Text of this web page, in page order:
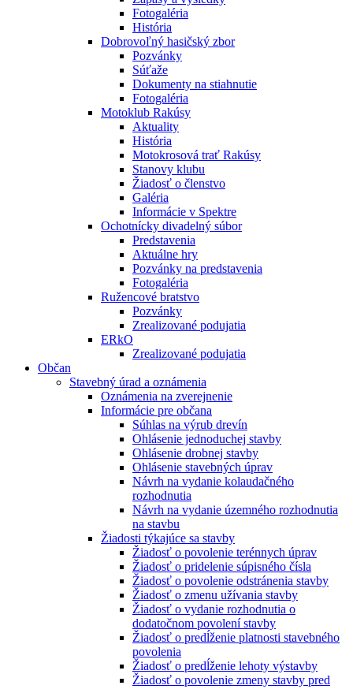
Fotogaléria
História
Dobrovoľný hasičský zbor
Pozvánky
Súťaže
Dokumenty na stiahnutie
Fotogaléria
Motoklub Rakúsy
Aktuality
História
Motokrosová trať Rakúsy
Stanovy klubu
Žiadosť o členstvo
Galéria
Informácie v Spektre
Ochotnícky divadelný súbor
Predstavenia
Aktuálne hry
Pozvánky na predstavenia
Fotogaléria
Ružencové bratstvo
Pozvánky
Zrealizované podujatia
ERkO
Zrealizované podujatia
Občan
Stavebný úrad a oznámenia
Oznámenia na zverejnenie
Informácie pre občana
Súhlas na výrub drevín
Ohlásenie jednoduchej stavby
Ohlásenie drobnej stavby
Ohlásenie stavebných úprav
Návrh na vydanie kolaudačného
rozhodnutia
Návrh na vydanie územného rozhodnutia
na stavbu
Žiadosti týkajúce sa stavby
Žiadosť o povolenie terénnych úprav
Žiadosť o pridelenie súpisného čísla
Žiadosť o povolenie odstránenia stavby
Žiadosť o zmenu užívania stavby
Žiadosť o vydanie rozhodnutia o
dodatočnom povolení stavby
Žiadosť o predĺženie platnosti stavebného
povolenia
Žiadosť o predĺženie lehoty výstavby
Žiadosť o povolenie zmeny stavby pred